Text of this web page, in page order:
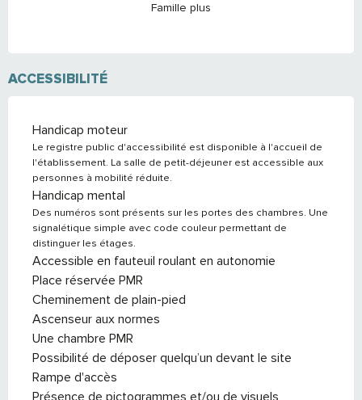
Famille plus
ACCESSIBILITÉ
Handicap moteur
Le registre public d'accessibilité est disponible à l'accueil de
l'établissement. La salle de petit-déjeuner est accessible aux
personnes à mobilité réduite.
Handicap mental
Des numéros sont présents sur les portes des chambres. Une
signalétique simple avec code couleur permettant de
distinguer les étages.
Accessible en fauteuil roulant en autonomie
Place réservée PMR
Cheminement de plain-pied
Ascenseur aux normes
Une chambre PMR
Possibilité de déposer quelqu’un devant le site
Rampe d'accès